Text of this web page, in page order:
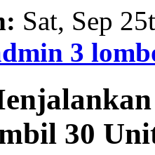
Sat, Sep
3
30